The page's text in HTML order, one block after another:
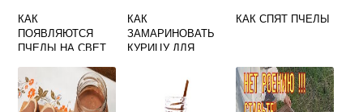
КАК
ПОЯВЛЯЮТСЯ
ПЧЕЛЫ НА СВЕТ
КАК
ЗАМАРИНОВАТЬ
КУРИЦУ ДЛЯ
СОЕВОМ СОУСЕ И
КАК СПЯТ ПЧЕЛЫ